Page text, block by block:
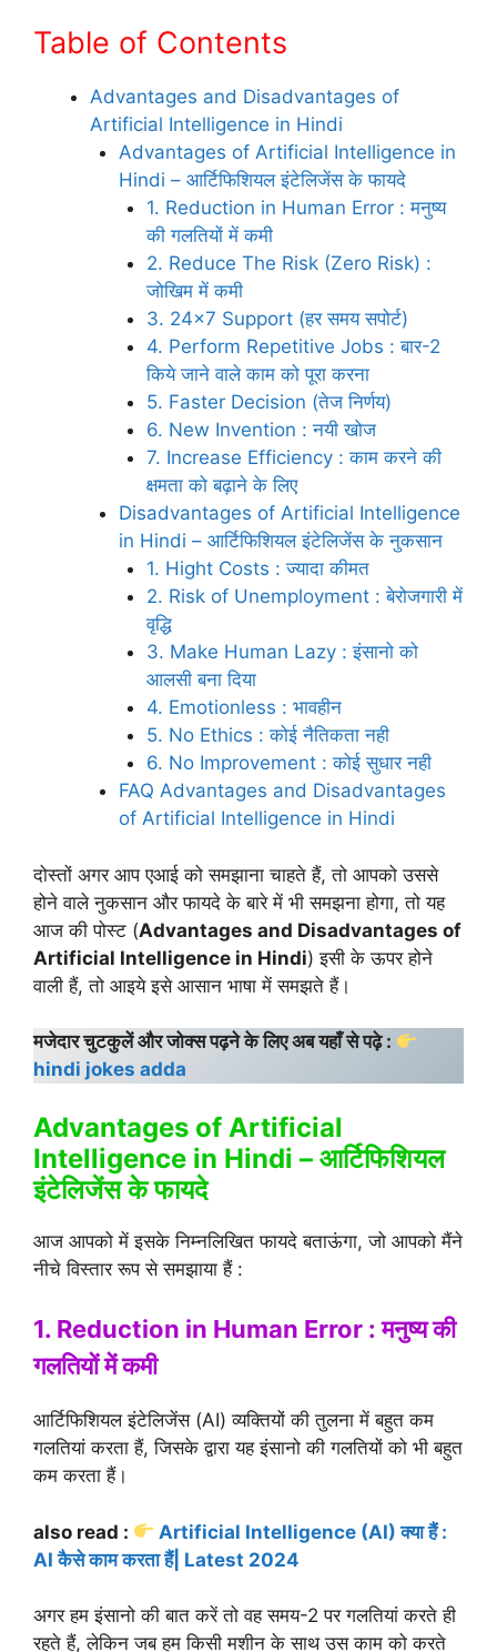
Table of Contents
Advantages and Disadvantages of
Artificial Intelligence in Hindi
Advantages of Artificial Intelligence in
Hindi – आर्टिफिशियल इंटेलिजेंस के फायदे
1. Reduction in Human Error : मनुष्य
की गलतियों में कमी
2. Reduce The Risk (Zero Risk) :
जोखिम में कमी
3. 24×7 Support (हर समय सपोर्ट)
4. Perform Repetitive Jobs : बार-2
किये जाने वाले काम को पूरा करना
5. Faster Decision (तेज निर्णय)
6. New Invention : नयी खोज
7. Increase Efficiency : काम करने की
क्षमता को बढ़ाने के लिए
Disadvantages of Artificial Intelligence
in Hindi – आर्टिफिशियल इंटेलिजेंस के नुकसान
1. Hight Costs : ज्यादा कीमत
2. Risk of Unemployment : बेरोजगारी में
वृद्धि
3. Make Human Lazy : इंसानो को
आलसी बना दिया
4. Emotionless : भावहीन
5. No Ethics : कोई नैतिकता नही
6. No Improvement : कोई सुधार नही
FAQ Advantages and Disadvantages
of Artificial Intelligence in Hindi
दोस्तों अगर आप एआई को समझाना चाहते हैं, तो आपको उससे
होने वाले नुकसान और फायदे के बारे में भी समझना होगा, तो यह
आज की पोस्ट (Advantages and Disadvantages of
Artificial Intelligence in Hindi) इसी के ऊपर होने
वाली हैं, तो आइये इसे आसान भाषा में समझते हैं।
मजेदार चुटकुलें और जोक्स पढ़ने के लिए अब यहाँ से पढ़े :
hindi jokes adda
Advantages of Artificial
Intelligence in Hindi – आर्टिफिशियल
इंटेलिजेंस के फायदे
आज आपको में इसके निम्नलिखित फायदे बताऊंगा, जो आपको मैंने
नीचे विस्तार रूप से समझाया हैं :
1. Reduction in Human Error : मनुष्य की
गलतियों में कमी
आर्टिफिशियल इंटेलिजेंस (AI) व्यक्तियों की तुलना में बहुत कम
गलतियां करता हैं, जिसके द्वारा यह इंसानो की गलतियों को भी बहुत
कम करता हैं।
also read :
Artificial Intelligence (AI) क्या हैं :
AI कैसे काम करता हैं| Latest 2024
अगर हम इंसानो की बात करें तो वह समय-2 पर गलतियां करते ही
रहते हैं, लेकिन जब हम किसी मशीन के साथ उस काम को करते